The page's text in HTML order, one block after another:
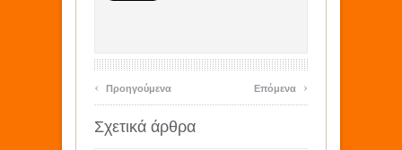
‹ Προηγούμενα Επόμενα ›
Σχετικά άρθρα